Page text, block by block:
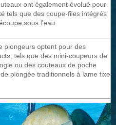
ont également évolué pour
tels que des coupe-files intégrés
sous l’eau.
plongeurs optent pour des
tels que des mini-coupeurs de
ou des couteaux de poche
plongée traditionnels à lame fixe